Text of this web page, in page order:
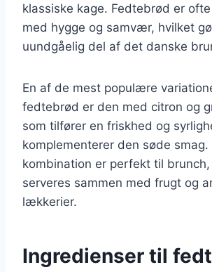
klassiske kage. Fedtebrød er
med hygge og samvær, hvilket
uundgåelig del af det danske
En af de mest populære
fedtebrød er den med citron og
som tilfører en friskhed og
komplementerer den søde smag.
kombination er perfekt til
serveres sammen med frugt og
lækkerier.
Ingredienser til